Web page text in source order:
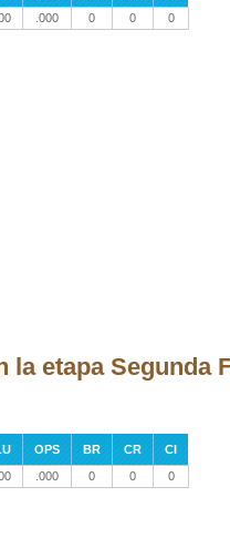
.000 0 0 0
la etapa Segunda
OPS BR CR
CI
.000 0 0 0